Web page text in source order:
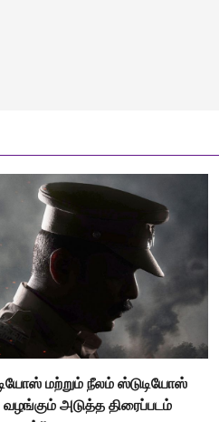
மற்றும் நீலம் ஸ்டுடியோஸ்
அடுத்த திரைப்படம்